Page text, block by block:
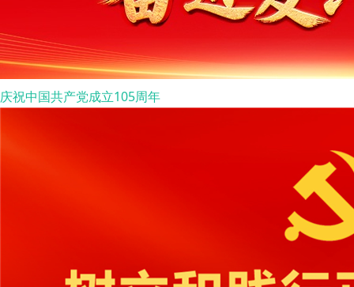
庆祝中国共产党成立105周年